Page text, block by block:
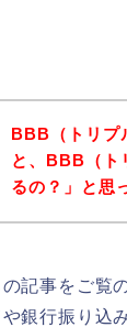
BBB（トリプ
と、BBB（ト
るの？」と思
記事をご覧
銀行振り込